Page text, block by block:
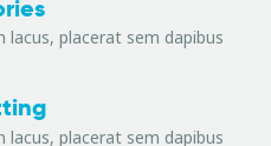
lacus, placerat sem dapibus
lacus, placerat sem dapibus